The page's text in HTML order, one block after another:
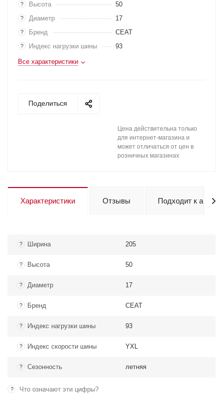
? Высота 50
? Диаметр 17
? Бренд CEAT
? Индекс нагрузки шины 93
Все характеристики
Поделиться
Цена действительна только
для интернет-магазина и
может отличаться от цен в
розничных магазинах
Характеристики Отзывы Подходит к авто
? Ширина 205
? Высота 50
? Диаметр 17
? Бренд CEAT
? Индекс нагрузки шины 93
? Индекс скорости шины YXL
? Сезонность летняя
? Что означают эти цифры?